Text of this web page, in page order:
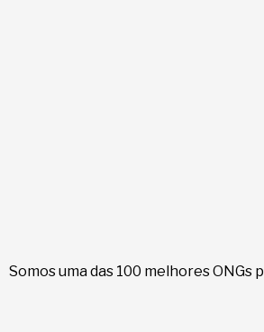
Somos uma das 100 melhores ONGs